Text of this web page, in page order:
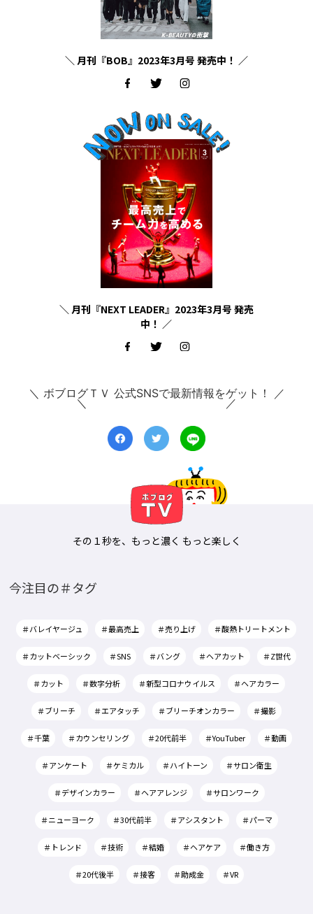
＼ 月刊『BOB』2023年3月号 発売中！ ／
＼ 月刊『NEXT LEADER』2023年3月号 発売
中！ ／
＼ ボブログＴＶ 公式SNSで最新情報をゲット！ ／
その１秒を、もっと濃く もっと楽しく
今注目の＃タグ
＃バレイヤージュ ＃最高売上 ＃売り上げ ＃酸熱トリートメント
＃カットベーシック ＃SNS ＃バング ＃ヘアカット ＃Z世代
＃カット ＃数字分析 ＃新型コロナウイルス ＃ヘアカラー
＃ブリーチ ＃エアタッチ ＃ブリーチオンカラー ＃撮影
＃千葉 ＃カウンセリング ＃20代前半 ＃YouTuber ＃動画
＃アンケート ＃ケミカル ＃ハイトーン ＃サロン衛生
＃デザインカラー ＃ヘアアレンジ ＃サロンワーク
＃ニューヨーク ＃30代前半 ＃アシスタント ＃パーマ
＃トレンド ＃技術 ＃結婚 ＃ヘアケア ＃働き方
＃20代後半 ＃接客 ＃助成金 ＃VR